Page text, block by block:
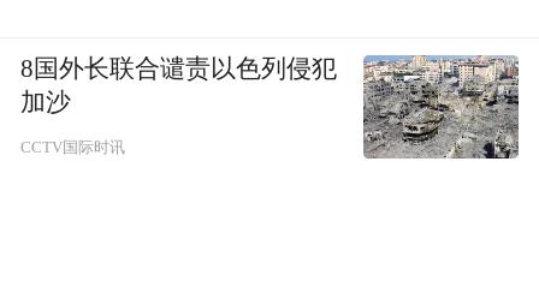
8国外长联合谴责以色列侵犯
加沙
CCTV国际时讯